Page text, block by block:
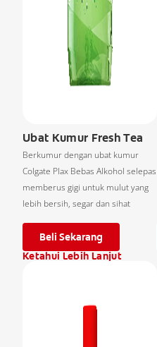
Ubat Kumur Fresh Tea
Berkumur dengan ubat kumur
Colgate Plax Bebas Alkohol selepas
memberus gigi untuk mulut yang
lebih bersih, segar dan sihat
Beli Sekarang
Ketahui Lebih Lanjut